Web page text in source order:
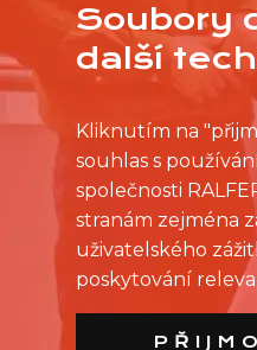
Soubory
další
Kliknutím na
souhlas s
společnosti
stranám zejména
uživatelského
poskytování